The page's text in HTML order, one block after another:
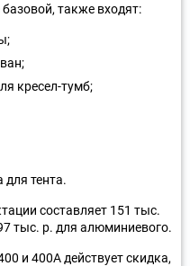
также входят:
кресел-тумб;
для тента.
составляет 151 тыс.
тыс. р. для алюминиевого.
и 400А действует скидка,